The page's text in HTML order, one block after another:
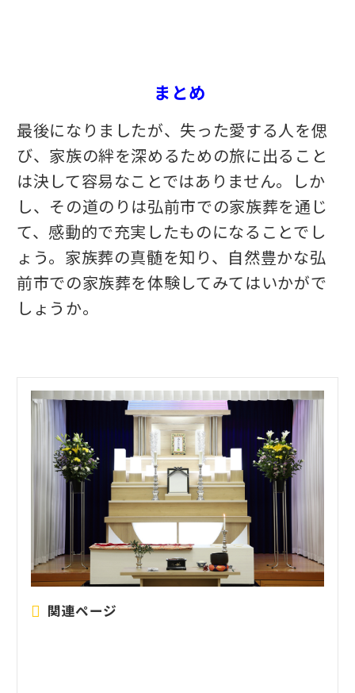
まとめ
最後になりましたが、失った愛する人を偲
び、家族の絆を深めるための旅に出ること
は決して容易なことではありません。しか
し、その道のりは弘前市での家族葬を通じ
て、感動的で充実したものになることでし
ょう。家族葬の真髄を知り、自然豊かな弘
前市での家族葬を体験してみてはいかがで
しょうか。
関連ページ